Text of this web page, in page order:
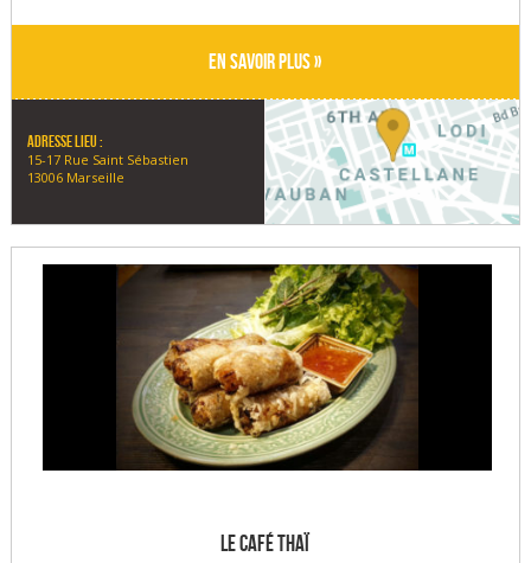
En savoir plus »
Adresse lieu :
15-17 Rue Saint Sébastien
13006 Marseille
Le Café Thaï